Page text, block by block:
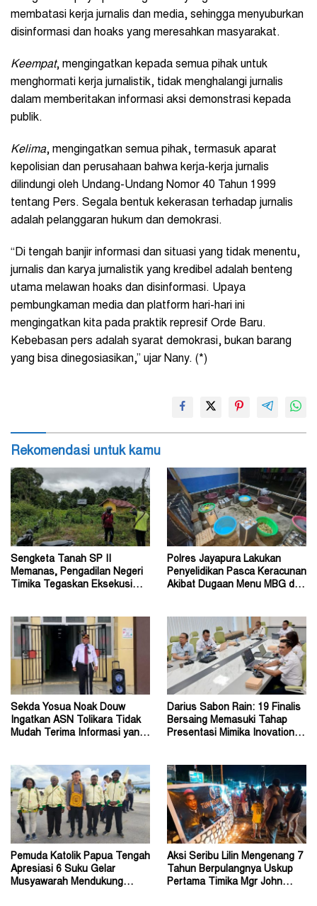
membatasi kerja jurnalis dan media, sehingga menyuburkan
disinformasi dan hoaks yang meresahkan masyarakat.
Keempat, mengingatkan kepada semua pihak untuk
menghormati kerja jurnalistik, tidak menghalangi jurnalis
dalam memberitakan informasi aksi demonstrasi kepada
publik.
Kelima, mengingatkan semua pihak, termasuk aparat
kepolisian dan perusahaan bahwa kerja-kerja jurnalis
dilindungi oleh Undang-Undang Nomor 40 Tahun 1999
tentang Pers. Segala bentuk kekerasan terhadap jurnalis
adalah pelanggaran hukum dan demokrasi.
“Di tengah banjir informasi dan situasi yang tidak menentu,
jurnalis dan karya jurnalistik yang kredibel adalah benteng
utama melawan hoaks dan disinformasi. Upaya
pembungkaman media dan platform hari-hari ini
mengingatkan kita pada praktik represif Orde Baru.
Kebebasan pers adalah syarat demokrasi, bukan barang
yang bisa dinegosiasikan,” ujar Nany. (*)
Rekomendasi untuk kamu
Sengketa Tanah SP II
Memanas, Pengadilan Negeri
Timika Tegaskan Eksekusi
Polres Jayapura Lakukan
Penyelidikan Pasca Keracunan
Akibat Dugaan Menu MBG di
Sekda Yosua Noak Douw
Ingatkan ASN Tolikara Tidak
Mudah Terima Informasi yang
Darius Sabon Rain: 19 Finalis
Bersaing Memasuki Tahap
Presentasi Mimika Inovation
Pemuda Katolik Papua Tengah
Apresiasi 6 Suku Gelar
Musyawarah Mendukung
Aksi Seribu Lilin Mengenang 7
Tahun Berpulangnya Uskup
Pertama Timika Mgr John